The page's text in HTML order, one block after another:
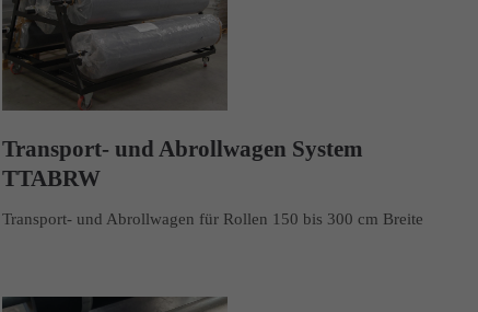
Transport- und Abrollwagen System
TTABRW
Transport- und Abrollwagen für Rollen 150 bis 300 cm Breite